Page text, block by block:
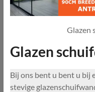
Glazen
Glazen
Bij ons bent u bent u bij
stevige